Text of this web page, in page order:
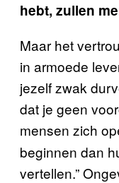
hebt, zullen
Maar het
in armoede
jezelf zwak
dat je geen
mensen zich
beginnen dan
vertellen.”